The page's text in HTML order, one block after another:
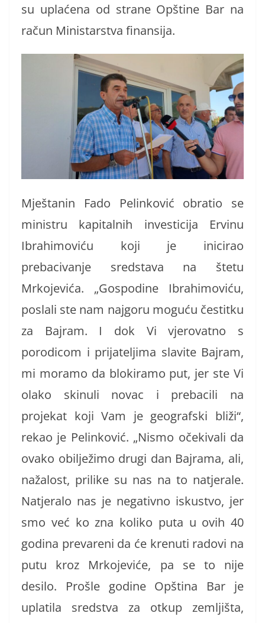
su uplaćena od strane Opštine Bar na
račun Ministarstva finansija.
Mještanin Fado Pelinković obratio se
ministru kapitalnih investicija Ervinu
Ibrahimoviću koji je inicirao
prebacivanje sredstava na štetu
Mrkojevića. „Gospodine Ibrahimoviću,
poslali ste nam najgoru moguću čestitku
za Bajram. I dok Vi vjerovatno s
porodicom i prijateljima slavite Bajram,
mi moramo da blokiramo put, jer ste Vi
olako skinuli novac i prebacili na
projekat koji Vam je geografski bliži“,
rekao je Pelinković. „Nismo očekivali da
ovako obilježimo drugi dan Bajrama, ali,
nažalost, prilike su nas na to natjerale.
Natjeralo nas je negativno iskustvo, jer
smo već ko zna koliko puta u ovih 40
godina prevareni da će krenuti radovi na
putu kroz Mrkojeviće, pa se to nije
desilo. Prošle godine Opština Bar je
uplatila sredstva za otkup zemljišta,